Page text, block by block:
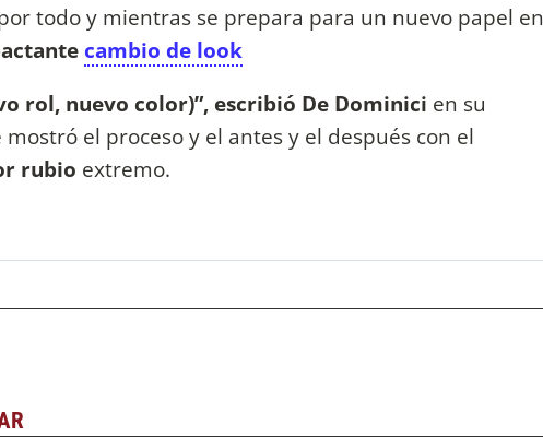
todo y mientras se prepara para un nuevo papel en
cambio de look
rol, nuevo color)”, escribió De Dominici en su
el proceso y el antes y el después con el
rubio extremo.